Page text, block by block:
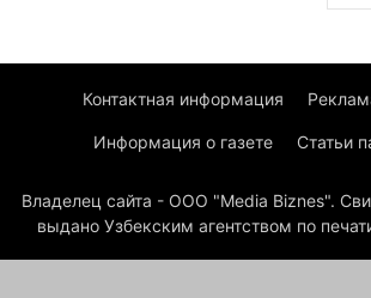
Контактная информация
Информация о газете Статьи
Владелец сайта - ООО "Media Biznes".
выдано Узбекским агентством по